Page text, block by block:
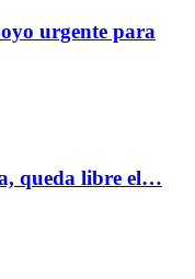
urgente para
queda libre el…